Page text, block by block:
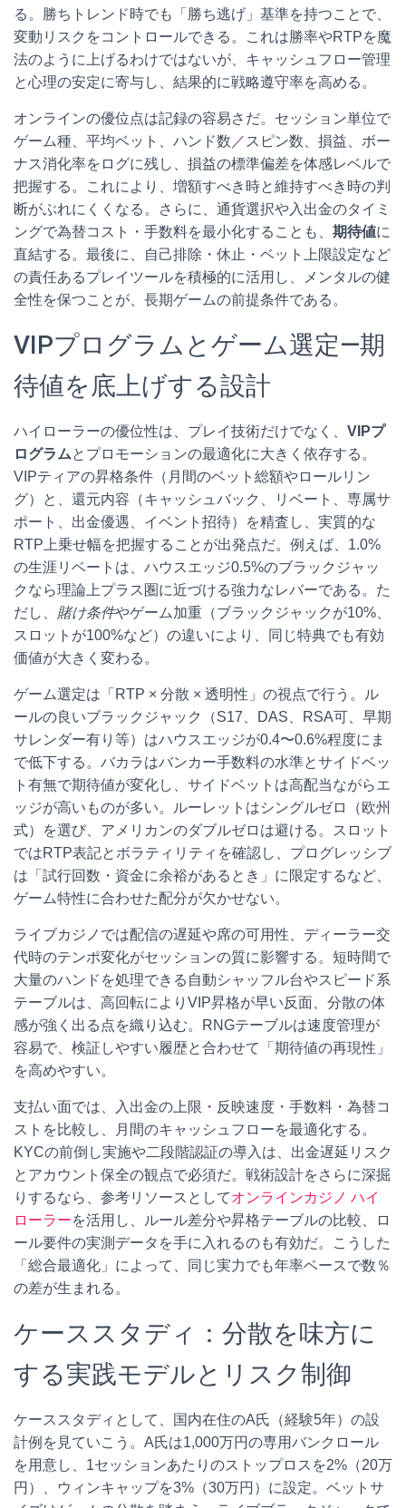
る。勝ちトレンド時でも「勝ち逃げ」基準を持つことで、
変動リスクをコントロールできる。これは勝率やRTPを魔
法のように上げるわけではないが、キャッシュフロー管理
と心理の安定に寄与し、結果的に戦略遵守率を高める。
オンラインの優位点は記録の容易さだ。セッション単位で
ゲーム種、平均ベット、ハンド数／スピン数、損益、ボー
ナス消化率をログに残し、損益の標準偏差を体感レベルで
把握する。これにより、増額すべき時と維持すべき時の判
断がぶれにくくなる。さらに、通貨選択や入出金のタイミ
ングで為替コスト・手数料を最小化することも、 期待値に
直結する。最後に、自己排除・休止・ベット上限設定など
の責任あるプレイツールを積極的に活用し、メンタルの健
全性を保つことが、長期ゲームの前提条件である。
VIPプログラムとゲーム選定—期
待値を底上げする設計
ハイローラーの優位性は、プレイ技術だけでなく、 VIPプ
ログラムとプロモーションの最適化に大きく依存する。
VIPティアの昇格条件（月間のベット総額やロールリン
グ）と、還元内容（キャッシュバック、リベート、専属サ
ポート、出金優遇、イベント招待）を精査し、実質的な
RTP上乗せ幅を把握することが出発点だ。例えば、1.0%
の生涯リベートは、ハウスエッジ0.5%のブラックジャッ
クなら理論上プラス圏に近づける強力なレバーである。た
だし、 賭け条件やゲーム加重（ブラックジャックが10%、
スロットが100%など）の違いにより、同じ特典でも有効
価値が大きく変わる。
ゲーム選定は「RTP × 分散 × 透明性」の視点で行う。ル
ールの良いブラックジャック（S17、DAS、RSA可、早期
サレンダー有り等）はハウスエッジが0.4〜0.6%程度にま
で低下する。バカラはバンカー手数料の水準とサイドベッ
ト有無で期待値が変化し、サイドベットは高配当ながらエ
ッジが高いものが多い。ルーレットはシングルゼロ（欧州
式）を選び、アメリカンのダブルゼロは避ける。スロット
ではRTP表記とボラティリティを確認し、プログレッシブ
は「試行回数・資金に余裕があるとき」に限定するなど、
ゲーム特性に合わせた配分が欠かせない。
ライブカジノでは配信の遅延や席の可用性、ディーラー交
代時のテンポ変化がセッションの質に影響する。短時間で
大量のハンドを処理できる自動シャッフル台やスピード系
テーブルは、高回転によりVIP昇格が早い反面、分散の体
感が強く出る点を織り込む。RNGテーブルは速度管理が
容易で、検証しやすい履歴と合わせて「期待値の再現性」
を高めやすい。
支払い面では、入出金の上限・反映速度・手数料・為替コ
ストを比較し、月間のキャッシュフローを最適化する。
KYCの前倒し実施や二段階認証の導入は、出金遅延リスク
とアカウント保全の観点で必須だ。戦術設計をさらに深掘
りするなら、参考リソースとしてオンラインカジノ ハイ
ローラーを活用し、ルール差分や昇格テーブルの比較、ロ
ール要件の実測データを手に入れるのも有効だ。こうした
「総合最適化」によって、同じ実力でも年率ベースで数％
の差が生まれる。
ケーススタディ：分散を味方に
する実践モデルとリスク制御
ケーススタディとして、国内在住のA氏（経験5年）の設
計例を見ていこう。A氏は1,000万円の専用バンクロール
を用意し、1セッションあたりのストップロスを2%（20万
円）、ウィンキャップを3%（30万円）に設定。ベットサ